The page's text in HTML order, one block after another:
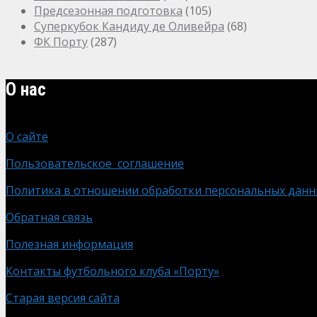
Предсезонная подготовка (105)
Суперкубок Кандиду де Оливейра (68)
ФК Порту(287)
О нас
О сайте
Пользовательское соглашение
Политика в отношении обработки персональных
Обратная связь
Полезная информация
Контакты футбольного клуба «Порту»
Старая версия сайта